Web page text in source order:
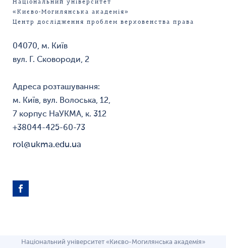
Національний університет
«Києво-Могилянська академія»
Центр дослідження проблем верховенства права
04070, м. Київ
вул. Г. Сковороди, 2
Адреса розташування:
м. Київ, вул. Волоська, 12,
7 корпус НаУКМА, к. 312
+38044-425-60-73
rol@ukma.edu.ua
Національний університет «Києво-Могилянська академія»